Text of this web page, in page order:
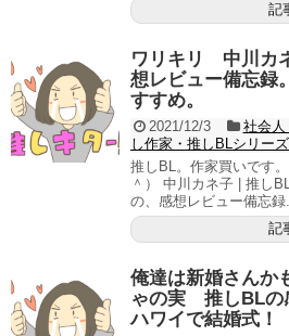
記
ワリキリ 中川カ
想レビュー備忘録
すすめ。
2021/12/3 社会人
し作家・推しBLシリーズ
推しBL。作家買いです
＾） 中川カネ子 | 推し
の、感想レビュー備忘録
記
俺達は新婚さん
ゃの実 推しBLの
ハワイで結婚式！